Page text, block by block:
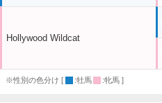
Hollywood Wildcat
※性別の色分け [ :牡馬 :牝馬 ]